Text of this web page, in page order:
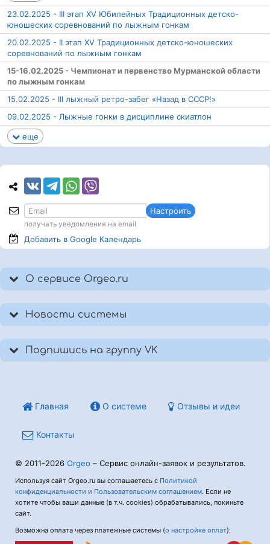
23.02.2025 - III этап XV Юбилейных Традиционных детско-
юношеских соревнований по лыжным гонкам
20.02.2025 - II этап XV Традиционных детско-юношеских
соревнований по лыжным гонкам
15-16.02.2025 - Чемпионат и первенство Мурманской области
по лыжным гонкам
15.02.2025 - III лыжный ретро-забег «Назад в СССР!»
09.02.2025 - Лыжные гонки в дисциплине скиатлон
еще
Настроить
получать уведомления на email
Добавить в Google Календарь
О сервисе Orgeo.ru
Новости системы
Подпишись на группу VK
Главная О системе Отзывы и идеи
Контакты
© 2011-2026 Orgeo – Сервис онлайн-заявок и результатов.
Используя сайт Orgeo.ru вы соглашаетесь с Политикой
конфиденциальности и Пользовательским соглашением. Если не
хотите чтобы ваши данные (в т.ч. cookies) обрабатывались, покиньте
сайт.
Возможна оплата через платежные системы (о настройке оплат):